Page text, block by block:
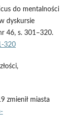
do mentalności
dyskursie
46, s. 301–320.
320
zmienił miasta